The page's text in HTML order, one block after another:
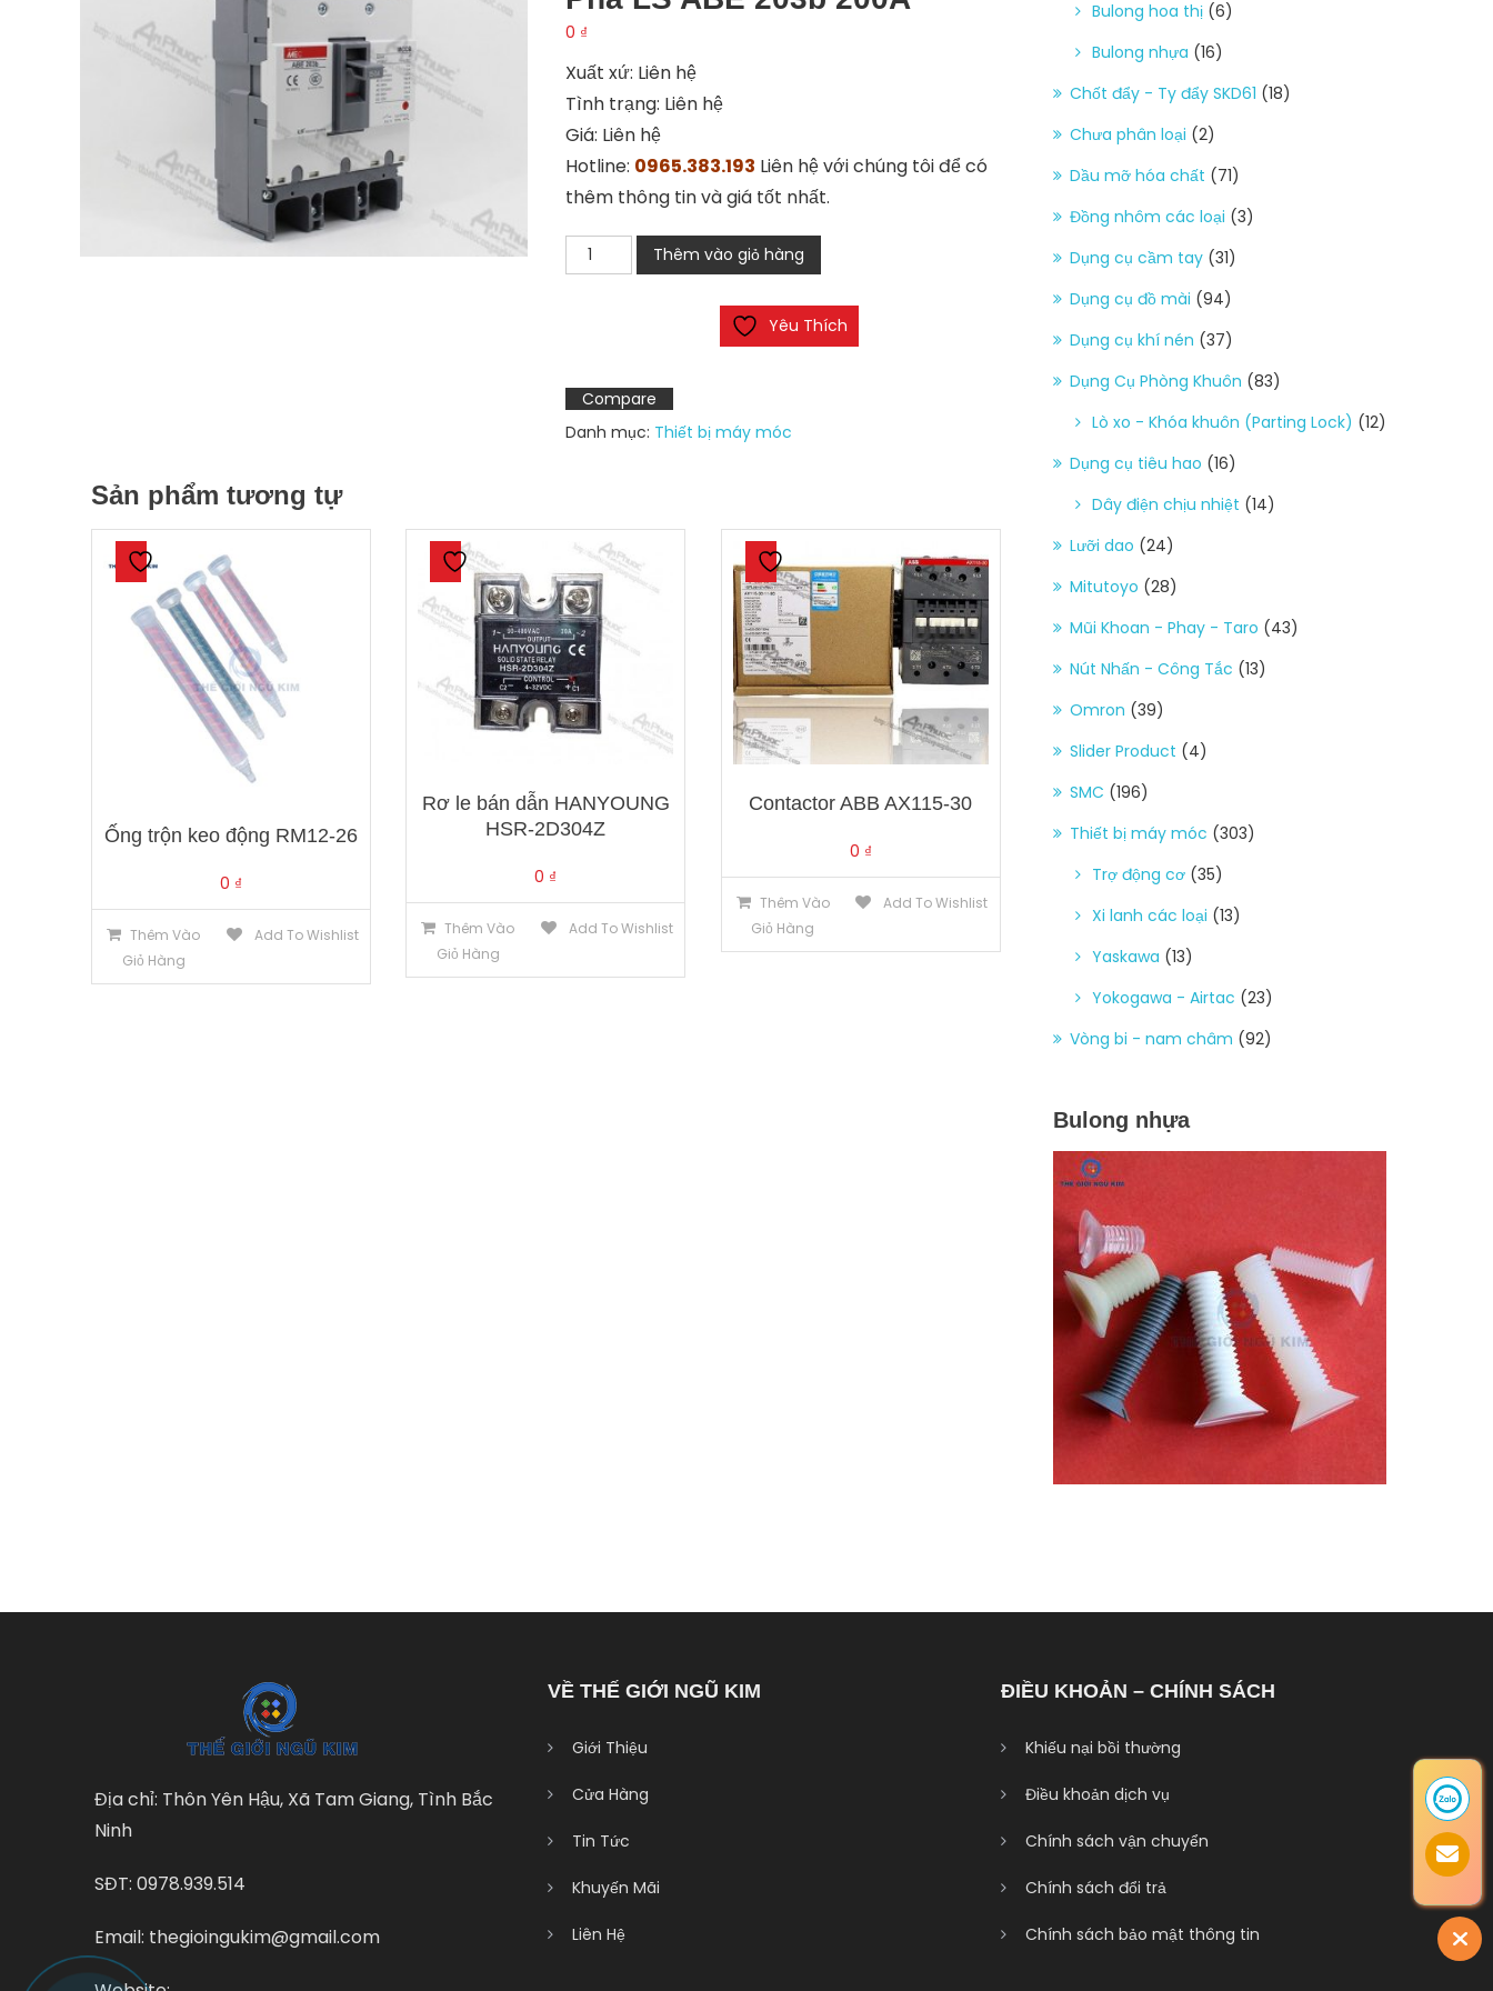
0 ₫
Xuất xứ: Liên hệ
Tình trạng: Liên hệ
Giá: Liên hệ
Hotline: 0965.383.193 Liên hệ với chúng tôi để có
thêm thông tin và giá tốt nhất.
đóng
3
pha
LS
200A
số
lượng
Thêm vào giỏ hàng
Yêu Thích
Compare
Danh mục: Thiết bị máy móc
Sản phẩm tương tự
Ống trộn keo động RM12-26
0 ₫
Thêm Vào
Giỏ Hàng
Add To Wishlist
Rơ le bán dẫn HANYOUNG
HSR-2D304Z
0 ₫
Thêm Vào
Giỏ Hàng
Add To Wishlist
Contactor ABB AX115-30
0 ₫
Thêm Vào
Giỏ Hàng
Add To Wishlist
Bulong hoa thị (6)
Bulong nhựa (16)
Chốt đẩy - Ty đẩy SKD61 (18)
Chưa phân loại (2)
Dầu mỡ hóa chất (71)
Đồng nhôm các loại (3)
Dụng cụ cầm tay (31)
Dụng cụ đồ mài (94)
Dụng cụ khí nén (37)
Dụng Cụ Phòng Khuôn (83)
Lò xo - Khóa khuôn (Parting Lock) (12)
Dụng cụ tiêu hao (16)
Dây điện chịu nhiệt (14)
Lưỡi dao (24)
Mitutoyo (28)
Mũi Khoan - Phay - Taro (43)
Nút Nhấn - Công Tắc (13)
Omron (39)
Slider Product (4)
SMC (196)
Thiết bị máy móc (303)
Trợ động cơ (35)
Xi lanh các loại (13)
Yaskawa (13)
Yokogawa - Airtac (23)
Vòng bi - nam châm (92)
Bulong nhựa
Địa chỉ: Thôn Yên Hậu, Xã Tam Giang, Tình Bắc
Ninh
SĐT: 0978.939.514
Email: thegioingukim@gmail.com
VỀ THẾ GIỚI NGŨ KIM
Giới Thiệu
Cửa Hàng
Tin Tức
Khuyến Mãi
Liên Hệ
ĐIỀU KHOẢN – CHÍNH SÁCH
Khiếu nại bồi thường
Điều khoản dịch vụ
Chính sách vận chuyển
Chính sách đổi trả
Chính sách bảo mật thông tin